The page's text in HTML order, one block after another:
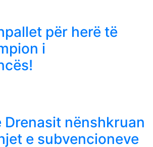
për herë të
i
Drenasit nënshkruan
e subvencioneve